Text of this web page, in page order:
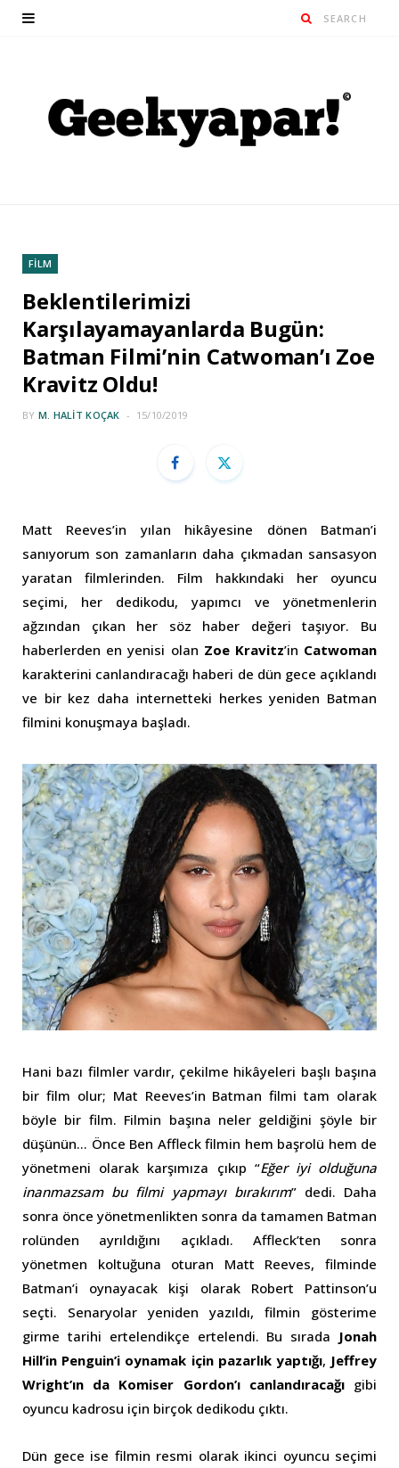
FİLM
Beklentilerimizi
Karşılayamayanlarda Bugün:
Batman Filmi’nin Catwoman’ı Zoe
Kravitz Oldu!
BY M. HALIT KOÇAK 15/10/2019
Matt Reeves’in yılan hikâyesine dönen Batman’i
sanıyorum son zamanların daha çıkmadan sansasyon
yaratan filmlerinden. Film hakkındaki her oyuncu
seçimi, her dedikodu, yapımcı ve yönetmenlerin
ağzından çıkan her söz haber değeri taşıyor. Bu
haberlerden en yenisi olan Zoe Kravitz’in Catwoman
karakterini canlandıracağı haberi de dün gece açıklandı
ve bir kez daha internetteki herkes yeniden Batman
filmini konuşmaya başladı.
Hani bazı filmler vardır, çekilme hikâyeleri başlı başına
bir film olur; Mat Reeves’in Batman filmi tam olarak
böyle bir film. Filmin başına neler geldiğini şöyle bir
düşünün… Önce Ben Affleck filmin hem başrolü hem de
yönetmeni olarak karşımıza çıkıp “Eğer iyi olduğuna
inanmazsam bu filmi yapmayı bırakırım” dedi. Daha
sonra önce yönetmenlikten sonra da tamamen Batman
rolünden ayrıldığını açıkladı. Affleck’ten sonra
yönetmen koltuğuna oturan Matt Reeves, filminde
Batman’i oynayacak kişi olarak Robert Pattinson’u
seçti. Senaryolar yeniden yazıldı, filmin gösterime
girme tarihi ertelendikçe ertelendi. Bu sırada Jonah
Hill’in Penguin’i oynamak için pazarlık yaptığı, Jeffrey
Wright’ın da Komiser Gordon’ı canlandıracağıgibi
oyuncu kadrosu için birçok dedikodu çıktı.
Dün gece ise filmin resmi olarak ikinci oyuncu seçimi